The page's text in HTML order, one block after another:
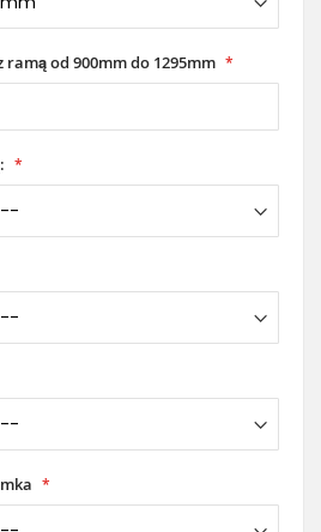
od 900mm do 1295mm